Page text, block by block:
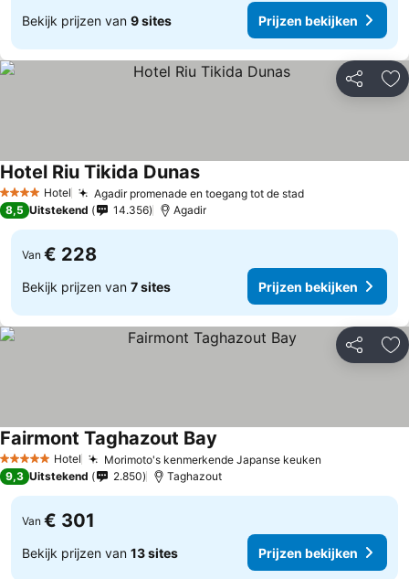
Bekijk prijzen van 9 sites Prijzen bekijken
Delen
4 SterrenHotel Agadir promenade en toegang tot de stad
Hotel Riu Tikida Dunas
8,5 Uitstekend 14.356 Agadir
Van € 228
Bekijk prijzen van 7 sites Prijzen bekijken
Delen
5 Sterren Hotel Morimoto's kenmerkende Japanse keuken
Fairmont Taghazout Bay
9,3 Uitstekend 2.850 Taghazout
Van € 301
Bekijk prijzen van 13 sites Prijzen bekijken